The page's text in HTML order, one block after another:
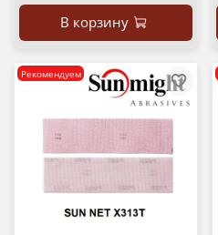
В корзину
Рекомендуем